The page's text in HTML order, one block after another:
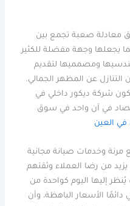
معادلة صعبة تجمع بين
يجعلها وجهة مفضلة للكثير
ومصمميها لتقديم
عن المظهر الجمالي.
شركة ديكور داخلي في
في آن واحد في سوق
في العين
وخدمات صيانة مجانية
من رضا العملاء وثقتهم
إليها اليوم كواحدة من
دائمًا الأسعار الباهظة، وأن